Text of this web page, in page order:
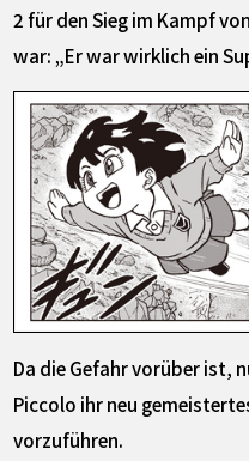
2 für den Sieg im Kampf
war: „Er war wirklich ein
Da die Gefahr vorüber ist,
Piccolo ihr neu
vorzuführen.